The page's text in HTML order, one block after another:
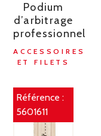
Podium
d’arbitrage
professionnel
ACCESSOIRES
ET FILETS
Référence :
5601611